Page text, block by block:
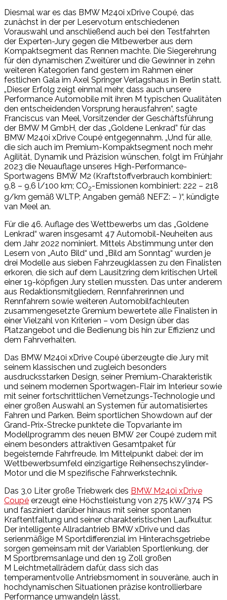
Diesmal war es das BMW M240i xDrive Coupé, das
zunächst in der per Leservotum entschiedenen
Vorauswahl und anschließend auch bei den Testfahrten
der Experten-Jury gegen die Mitbewerber aus dem
Kompaktsegment das Rennen machte. Die Siegerehrung
für den dynamischen Zweitürer und die Gewinner in zehn
weiteren Kategorien fand gestern im Rahmen einer
festlichen Gala im Axel Springer Verlagshaus in Berlin statt.
„Dieser Erfolg zeigt einmal mehr, dass auch unsere
Performance Automobile mit ihren M typischen Qualitäten
den entscheidenden Vorsprung herausfahren“, sagte
Franciscus van Meel, Vorsitzender der Geschäftsführung
der BMW M GmbH, der das „Goldene Lenkrad” für das
BMW M240i xDrive Coupé entgegennahm. „Und für alle,
die sich auch im Premium-Kompaktsegment noch mehr
Agilität, Dynamik und Präzision wünschen, folgt im Frühjahr
2023 die Neuauflage unseres High-Performance-
Sportwagens BMW M2 (Kraftstoffverbrauch kombiniert:
9,8 – 9,6 l/100 km; CO2-Emissionen kombiniert: 222 – 218
g/km gemäß WLTP; Angaben gemäß NEFZ: – )“, kündigte
van Meel an.
Für die 46. Auflage des Wettbewerbs um das „Goldene
Lenkrad“ waren insgesamt 47 Automobil-Neuheiten aus
dem Jahr 2022 nominiert. Mittels Abstimmung unter den
Lesern von „Auto Bild“ und „Bild am Sonntag“ wurden je
drei Modelle aus sieben Fahrzeugklassen zu den Finalisten
erkoren, die sich auf dem Lausitzring dem kritischen Urteil
einer 19-köpfigen Jury stellen mussten. Das unter anderem
aus Redaktionsmitgliedern, Rennfahrerinnen und
Rennfahrern sowie weiteren Automobilfachleuten
zusammengesetzte Gremium bewertete alle Finalisten in
einer Vielzahl von Kriterien – vom Design über das
Platzangebot und die Bedienung bis hin zur Effizienz und
dem Fahrverhalten.
Das BMW M240i xDrive Coupé überzeugte die Jury mit
seinem klassischen und zugleich besonders
ausdrucksstarken Design, seiner Premium-Charakteristik
und seinem modernen Sportwagen-Flair im Interieur sowie
mit seiner fortschrittlichen Vernetzungs-Technologie und
einer großen Auswahl an Systemen für automatisiertes
Fahren und Parken. Beim sportlichen Showdown auf der
Grand-Prix-Strecke punktete die Topvariante im
Modellprogramm des neuen BMW 2er Coupé zudem mit
einem besonders attraktiven Gesamtpaket für
begeisternde Fahrfreude. Im Mittelpunkt dabei: der im
Wettbewerbsumfeld einzigartige Reihensechszylinder-
Motor und die M spezifische Fahrwerkstechnik.
Das 3,0 Liter große Triebwerk des BMW M240i xDrive
Coupé erzeugt eine Höchstleistung von 275 kW/374 PS
und fasziniert darüber hinaus mit seiner spontanen
Kraftentfaltung und seiner charakteristischen Laufkultur.
Der intelligente Allradantrieb BMW xDrive und das
serienmäßige M Sportdifferenzial im Hinterachsgetriebe
sorgen gemeinsam mit der Variablen Sportlenkung, der
M Sportbremsanlage und den 19 Zoll großen
M Leichtmetallrädern dafür, dass sich das
temperamentvolle Antriebsmoment in souveräne, auch in
hochdynamischen Situationen präzise kontrollierbare
Performance umwandeln lässt.